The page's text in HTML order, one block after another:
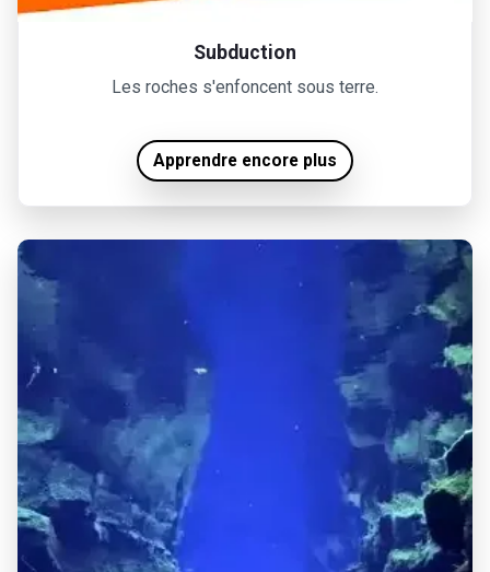
Subduction
Les roches s'enfoncent sous terre.
Apprendre encore plus